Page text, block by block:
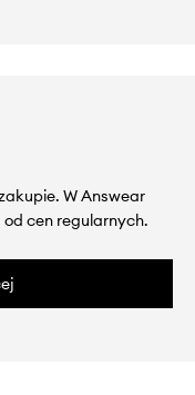
W Answear
cen regularnych.